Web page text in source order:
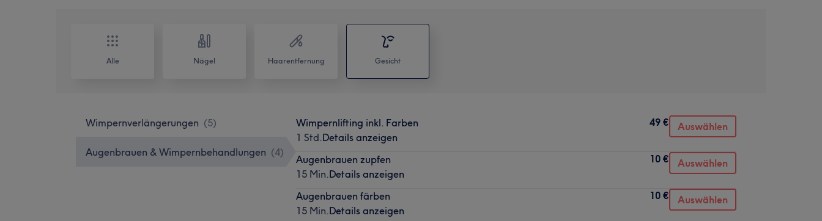
Alle Nägel Haarentfernung Gesicht
Wimpernverlängerungen (5)
Augenbrauen & Wimpernbehandlungen (4)
Wimpernlifting inkl. Farben
1 Std.Details anzeigen
49 € Auswählen
Augenbrauen zupfen
15 Min.Details anzeigen
10 € Auswählen
Augenbrauen färben
15 Min.Details anzeigen
10 € Auswählen